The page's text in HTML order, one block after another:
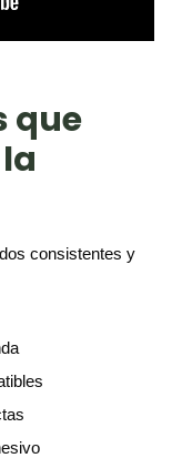
que
consistentes y